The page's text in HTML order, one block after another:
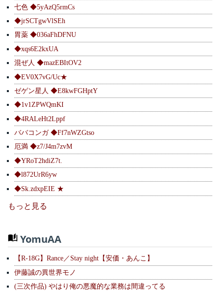
七色 ◆5yAzQ5rmCs
◆jrSCTgwVlSEh
胃薬 ◆036aFhDFNU
◆xqs6E2kxUA
混ぜ人 ◆mazEBItOV2
◆EV0X7vG/Uc★
ゼゲン星人 ◆E8kwFGHptY
◆1v1ZPWQmKI
◆4RALeHt2Lppf
ババコンガ ◆Ff7nWZGtso
厄満 ◆z7/J4m7zvM
◆YRoT2hdiZ7t.
◆l872UrR6yw
◆Sk.zdxpEIE ★
もっと見る
YomuAA
【R-18G】Rance／Stay night【安価・あんこ】
伊藤誠の異世界モノ
(三次作品) やはり俺の悪魔的な業務は間違ってる